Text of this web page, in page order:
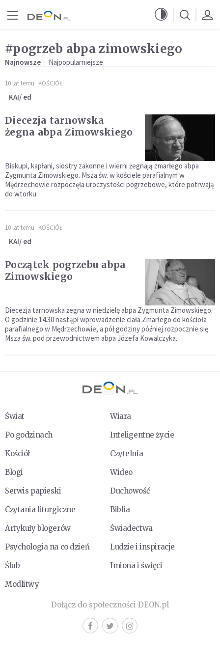
#pogrzeb abpa zimowskiego
Najnowsze Najpopularniejsze
10 lat temu KOŚCIÓŁ
KAI/ ed
Diecezja tarnowska
żegna abpa Zimowskiego
Biskupi, kapłani, siostry zakonne i wierni żegnają zmarłego abpa
Zygmunta Zimowskiego. Msza św. w kościele parafialnym w
Mędrzechowie rozpoczęła uroczystości pogrzebowe, które potrwają
do wtorku.
10 lat temu KOŚCIÓŁ
KAI/ ed
Początek pogrzebu abpa
Zimowskiego
Diecezja tarnowska żegna w niedzielę abpa Zygmunta Zimowskiego.
O godzinie 14.30 nastąpi wprowadzenie ciała Zmarłego do kościoła
parafialnego w Mędrzechowie, a pół godziny później rozpocznie się
Msza św. pod przewodnictwem abpa Józefa Kowalczyka.
Świat
Wiara
Po godzinach
Inteligentne życie
Kościół
Czytelnia
Blogi
Wideo
Serwis papieski
Duchowość
Czytania liturgiczne
Biblia
Artykuły blogerów
Świadectwa
Psychologia na co dzień
Ludzie i inspiracje
Ślub
Imiona i święci
Modlitwy
Dołącz do społeczności DEON.pl